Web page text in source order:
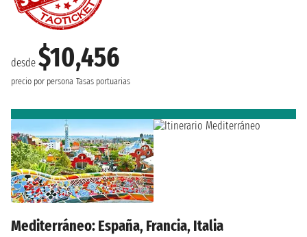
desde $10,456
precio por persona Tasas portuarias
Mediterráneo: España, Francia, Italia